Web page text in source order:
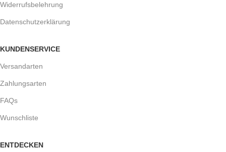
Widerrufsbelehrung
Datenschutzerklärung
KUNDENSERVICE
Versandarten
Zahlungsarten
FAQs
Wunschliste
ENTDECKEN